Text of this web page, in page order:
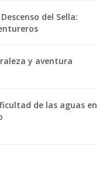
del Sella:
y aventura
de las aguas en